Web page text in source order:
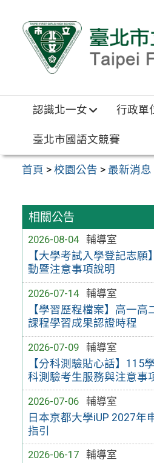
認識北一女 行政單
臺北市國語文競賽
首頁 >校園公告 > 最新消息
相關公告
2026-08-04
輔導室
【大學考試入學登記志願
動暨注意事項說明
2026-07-14
輔導室
【學習歷程檔案】高一高
課程學習成果認證時程
2026-07-09
輔導室
【分科測驗貼心話】115
科測驗考生服務與注意事
2026-07-06
輔導室
日本京都大學iUP 2027年
指引
2026-06-17
輔導室